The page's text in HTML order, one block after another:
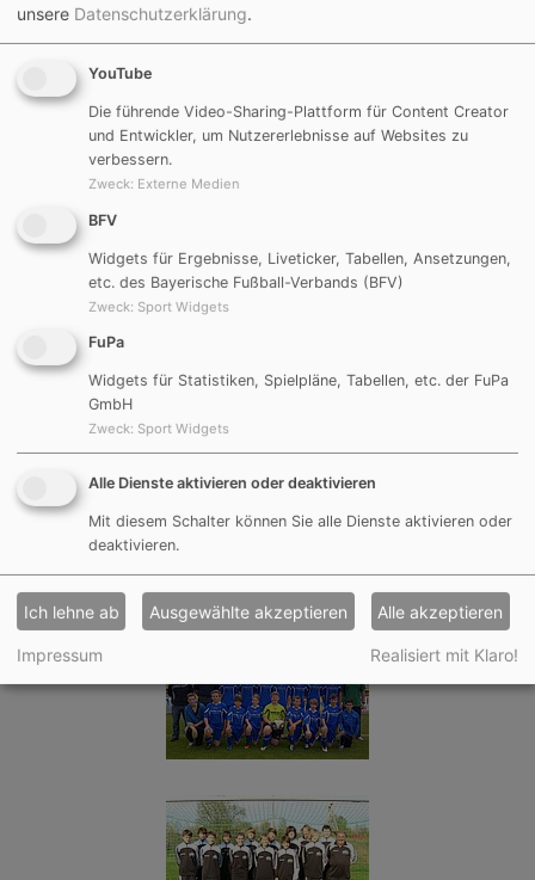
unsere Datenschutzerklärung.
YouTube
Die führende Video-Sharing-Plattform für Content Creator
und Entwickler, um Nutzererlebnisse auf Websites zu
verbessern.
Zweck: Externe Medien
BFV
Widgets für Ergebnisse, Liveticker, Tabellen, Ansetzungen,
etc. des Bayerische Fußball-Verbands (BFV)
Zweck: Sport Widgets
FuPa
Widgets für Statistiken, Spielpläne, Tabellen, etc. der FuPa
GmbH
Zweck: Sport Widgets
Alle Dienste aktivieren oder deaktivieren
Mit diesem Schalter können Sie alle Dienste aktivieren oder
deaktivieren.
Ich lehne ab Ausgewählte akzeptieren Alle akzeptieren
Impressum Realisiert mit Klaro!